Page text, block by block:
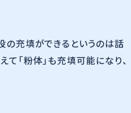
の充填ができるというのは話
「粉体」も充填可能になり、